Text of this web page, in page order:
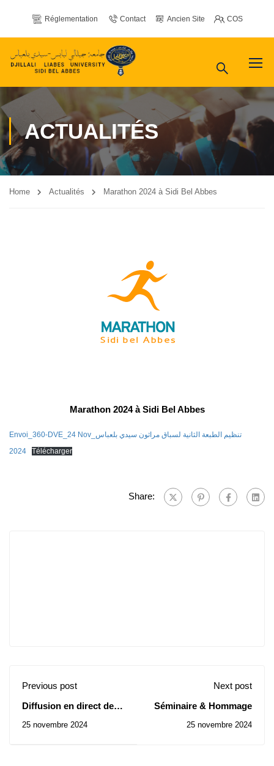
Réglementation Contact Ancien Site COS
ACTUALITÉS
Home Actualités Marathon 2024 à Sidi Bel Abbes
Marathon 2024 à Sidi Bel Abbes
Envoi_360-DVE_24 Nov_تنظيم الطبعة الثانية لسباق مراثون سيدي بلعباس
2024
Télécharger
Share:
Previous post
Diffusion en direct de la
de la Semaine mondiale
25 novembre 2024
Next post
Séminaire & Hommage
25 novembre 2024